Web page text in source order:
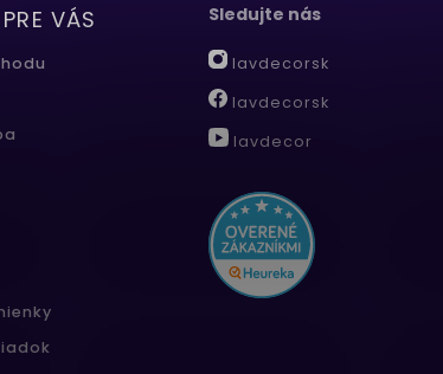
VÁS Sledujte nás
lavdecorsk
lavdecorsk
lavdecor